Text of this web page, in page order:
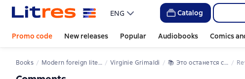
ENG Catalog
Promo code New releases Popular Audiobooks Comics
Books Modern foreign literature Virginie Grimaldi 📚 Это останется с нами